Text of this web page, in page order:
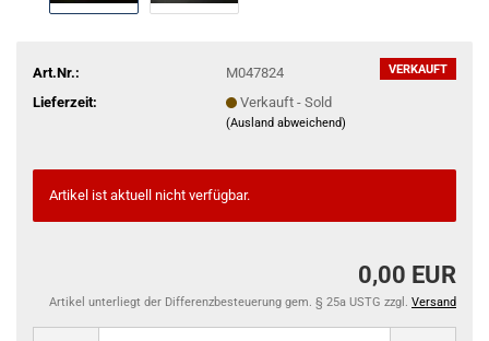
VERKAUFT
Art.Nr.:
M047824
Lieferzeit:
Verkauft - Sold
(Ausland abweichend)
Artikel ist aktuell nicht verfügbar.
0,00 EUR
Artikel unterliegt der Differenzbesteuerung gem. § 25a USTG zzgl. Versand